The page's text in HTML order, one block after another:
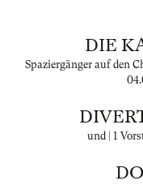
DIE
Spaziergänger auf den
und | 1